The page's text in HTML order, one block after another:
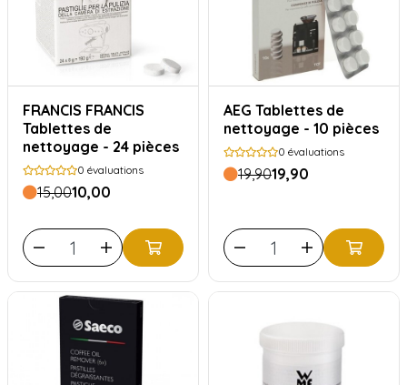
FRANCIS FRANCIS
Tablettes de
nettoyage - 24 pièces
0 évaluations
15,0010,00
AEG Tablettes de
nettoyage - 10 pièces
0 évaluations
19,9019,90